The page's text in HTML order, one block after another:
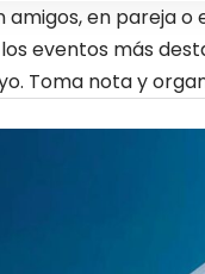
en pareja o
eventos más
Toma nota y